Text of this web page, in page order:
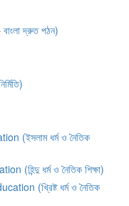
দ্রুত পঠন)
(ইসলাম ধর্ম ও নৈতিক
ধর্ম ও নৈতিক শিক্ষা)
(খ্রিষ্ট ধর্ম ও নৈতিক